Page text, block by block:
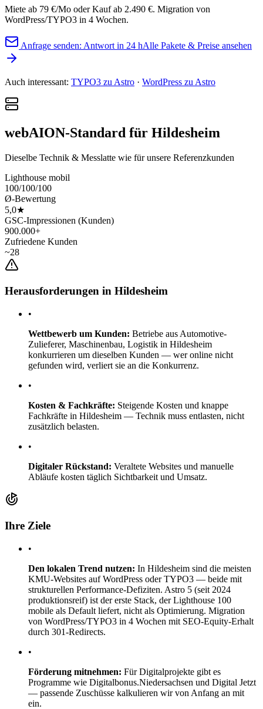
Miete ab 79 €/Mo oder Kauf ab 2.490 €. Migration von
WordPress/TYPO3 in 4 Wochen.
Anfrage senden: Antwort in 24 hAlle Pakete & Preise ansehen
Auch interessant: TYPO3 zu Astro · WordPress zu Astro
webAION-Standard für Hildesheim
Dieselbe Technik & Messlatte wie für unsere Referenzkunden
Lighthouse mobil
100/100/100
Ø-Bewertung
5,0★
GSC-Impressionen (Kunden)
900.000+
Zufriedene Kunden
~28
Herausforderungen in Hildesheim
•
Wettbewerb um Kunden: Betriebe aus Automotive-
Zulieferer, Maschinenbau, Logistik in Hildesheim
konkurrieren um dieselben Kunden — wer online nicht
gefunden wird, verliert sie an die Konkurrenz.
•
Kosten & Fachkräfte: Steigende Kosten und knappe
Fachkräfte in Hildesheim — Technik muss entlasten, nicht
zusätzlich belasten.
•
Digitaler Rückstand: Veraltete Websites und manuelle
Abläufe kosten täglich Sichtbarkeit und Umsatz.
Ihre Ziele
•
Den lokalen Trend nutzen: In Hildesheim sind die meisten
KMU-Websites auf WordPress oder TYPO3 — beide mit
strukturellen Performance-Defiziten. Astro 5 (seit 2024
produktionsreif) ist der erste Stack, der Lighthouse 100
mobile als Default liefert, nicht als Optimierung. Migration
von WordPress/TYPO3 in 4 Wochen mit SEO-Equity-Erhalt
durch 301-Redirects.
•
Förderung mitnehmen: Für Digitalprojekte gibt es
Programme wie Digitalbonus.Niedersachsen und Digital Jetzt
— passende Zuschüsse kalkulieren wir von Anfang an mit
ein.